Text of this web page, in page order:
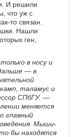
И решили
что уж с
то связан.
Нашли
ген,
в носу и
— в
таламус и
СПбГУ. —
меняется
главный
Мыши-
бы находятся